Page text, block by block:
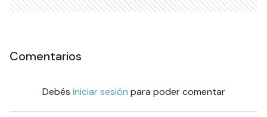
Comentarios
Debés iniciar sesión para poder comentar